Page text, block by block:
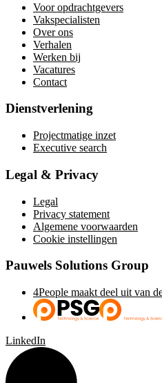
Voor opdrachtgevers
Vakspecialisten
Over ons
Verhalen
Werken bij
Vacatures
Contact
Dienstverlening
Projectmatige inzet
Executive search
Legal & Privacy
Legal
Privacy statement
Algemene voorwaarden
Cookie instellingen
Pauwels Solutions Group
4People maakt deel uit van
LinkedIn